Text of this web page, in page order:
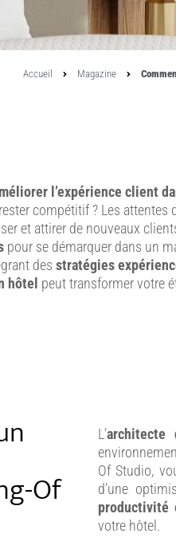
Accueil Magazine
l’expérience client
compétitif ? Les
et attirer de nouveaux
pour se démarquer dans un
des stratégies
hôtel peut transformer votre
Of
L’architecte
Of Studio,
d’une
productivité
votre hôtel.